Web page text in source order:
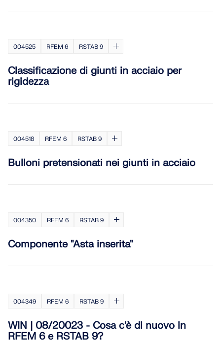
004525 RFEM 6 RSTAB 9
Classificazione di giunti in acciaio per
rigidezza
004518 RFEM 6 RSTAB 9
Bulloni pretensionati nei giunti in acciaio
004350 RFEM 6 RSTAB 9
Componente "Asta inserita"
004349 RFEM 6 RSTAB 9
WIN | 08/20023 - Cosa c'è di nuovo in
RFEM 6 e RSTAB 9?